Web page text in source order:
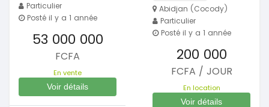
Particulier
Posté il y a 1 année
53 000 000
FCFA
En vente
Voir détails
Abidjan (Cocody)
Particulier
Posté il y a 1 année
200 000
FCFA / JOUR
En location
Voir détails